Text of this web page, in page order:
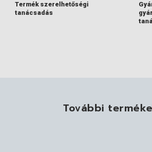
Termék szerelhetőségi
tanácsadás
További